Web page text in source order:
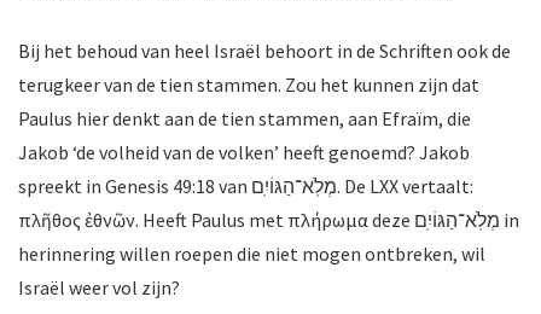
Bij het behoud van heel Israël behoort in de Schriften ook de
terugkeer van de tien stammen. Zou het kunnen zijn dat
Paulus hier denkt aan de tien stammen, aan Efraïm, die
Jakob ‘de volheid van de volken’ heeft genoemd? Jakob
spreekt in Genesis 49:18 van מְלֹֽא־הַגּוֹיִֽם. De LXX vertaalt:
πλῆθος ἐθνῶν. Heeft Paulus met πλήρωμα deze מְלֹֽא־הַגּוֹיִֽם in
herinnering willen roepen die niet mogen ontbreken, wil
Israël weer vol zijn?